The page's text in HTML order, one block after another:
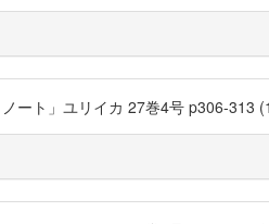
ート」ユリイカ 27巻4号 p306-